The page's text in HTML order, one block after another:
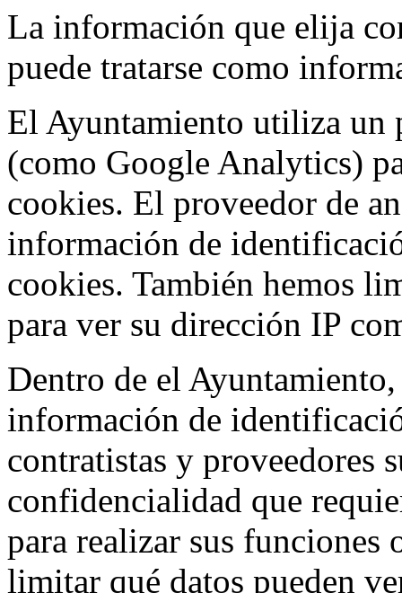
La información que elija
puede tratarse como
El Ayuntamiento utiliza un
(como Google Analytics)
cookies. El proveedor de
información de
cookies. También hemos
para ver su dirección IP
Dentro de el
información de
contratistas y proveedores
confidencialidad que
para realizar sus funciones
limitar qué datos pueden